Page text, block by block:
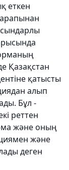
еткен
Қазақстан
қатысты
алып
Бұл -
реттен
және оның
және
деген